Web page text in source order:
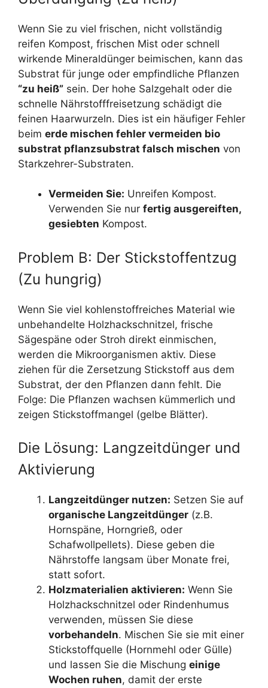
Wenn Sie zu viel frischen, nicht vollständig
reifen Kompost, frischen Mist oder schnell
wirkende Mineraldünger beimischen, kann das
Substrat für junge oder empfindliche Pflanzen
“zu heiß” sein. Der hohe Salzgehalt oder die
schnelle Nährstofffreisetzung schädigt die
feinen Haarwurzeln. Dies ist ein häufiger Fehler
beim erde mischen fehler vermeiden bio
substrat pflanzsubstrat falsch mischen von
Starkzehrer-Substraten.
Vermeiden Sie: Unreifen Kompost.
Verwenden Sie nur fertig ausgereiften,
gesiebten Kompost.
Problem B: Der Stickstoffentzug
(Zu hungrig)
Wenn Sie viel kohlenstoffreiches Material wie
unbehandelte Holzhackschnitzel, frische
Sägespäne oder Stroh direkt einmischen,
werden die Mikroorganismen aktiv. Diese
ziehen für die Zersetzung Stickstoff aus dem
Substrat, der den Pflanzen dann fehlt. Die
Folge: Die Pflanzen wachsen kümmerlich und
zeigen Stickstoffmangel (gelbe Blätter).
Die Lösung: Langzeitdünger und
Aktivierung
Langzeitdünger nutzen: Setzen Sie auf
organische Langzeitdünger (z.B.
Hornspäne, Horngrieß, oder
Schafwollpellets). Diese geben die
Nährstoffe langsam über Monate frei,
statt sofort.
Holzmaterialien aktivieren: Wenn Sie
Holzhackschnitzel oder Rindenhumus
verwenden, müssen Sie diese
vorbehandeln. Mischen Sie sie mit einer
Stickstoffquelle (Hornmehl oder Gülle)
und lassen Sie die Mischung einige
Wochen ruhen, damit der erste